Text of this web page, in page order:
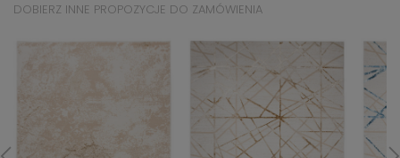
DOBIERZ INNE PROPOZYCJE DO ZAMÓWIENIA